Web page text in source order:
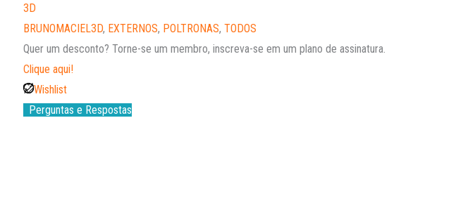
3D
BRUNOMACIEL3D, EXTERNOS, POLTRONAS, TODOS
Quer um desconto? Torne-se um membro, inscreva-se em um plano de assinatura.
Clique aqui!
Wishlist
Perguntas e Respostas